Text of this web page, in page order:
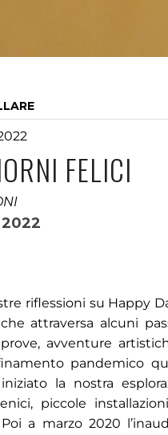
FELICI
riflessioni su Happy
attraversa alcuni
avventure
pandemico
la nostra
piccole
a marzo 2020